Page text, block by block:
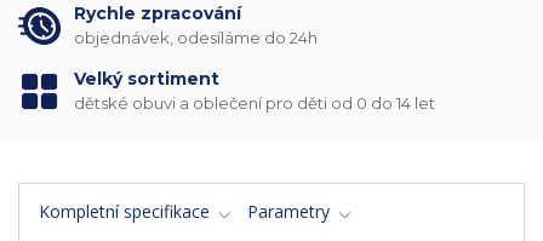
Rychle zpracování
objednávek, odesíláme do 24h
Velký sortiment
dětské obuvi a oblečení pro děti od 0 do 14 let
Kompletní specifikace
Parametry